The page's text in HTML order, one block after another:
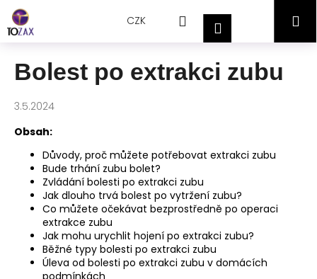
Přejít
obsah
CZK HledatPřihlášeníNákupní
košík
Bolest po extrakci zubu
3.5.2024
Obsah:
Důvody, proč můžete potřebovat extrakci zubu
Bude trhání zubu bolet?
Zvládání bolesti po extrakci zubu
Jak dlouho trvá bolest po vytržení zubu?
Co můžete očekávat bezprostředně po operaci
extrakce zubu
Jak mohu urychlit hojení po extrakci zubu?
Běžné typy bolesti po extrakci zubu
Úleva od bolesti po extrakci zubu v domácích
podmínkách
o
C
p
o